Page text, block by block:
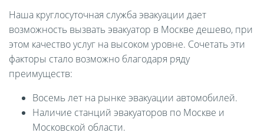
Наша круглосуточная служба эвакуации дает
возможность вызвать эвакуатор в Москве дешево, при
этом качество услуг на высоком уровне. Сочетать эти
факторы стало возможно благодаря ряду
преимуществ:
Восемь лет на рынке эвакуации автомобилей.
Наличие станций эвакуаторов по Москве и
Московской области.